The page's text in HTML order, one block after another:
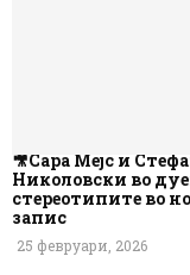
🎥Сара Мејс и
Николовски во
стереотипите во
запис
25 февруари, 2026